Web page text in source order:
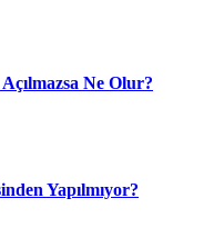
Ne Olur?
Yapılmıyor?